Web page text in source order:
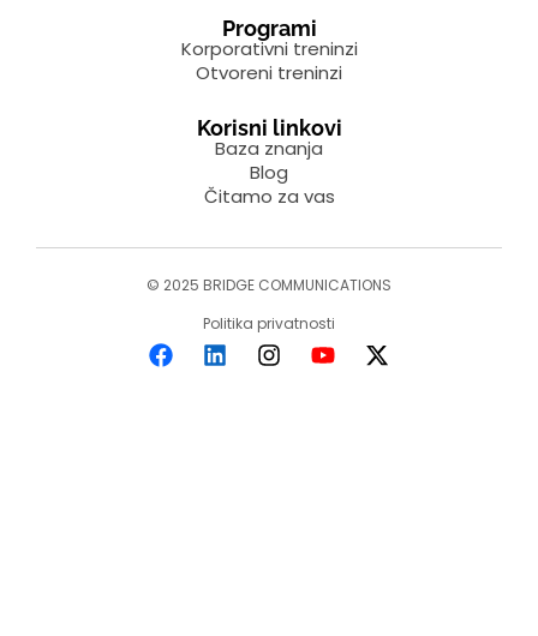
Programi
Korporativni treninzi
Otvoreni treninzi
Korisni linkovi
Baza znanja
Blog
Čitamo za vas
© 2025 BRIDGE COMMUNICATIONS
Politika privatnosti